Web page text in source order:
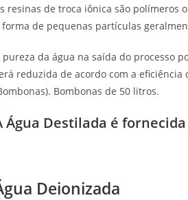
resinas de troca iônica são polímeros
forma de pequenas partículas
pureza da água na saída do processo
reduzida de acordo com a
Bombonas de 50 litros.
Água Destilada é
Deionizada